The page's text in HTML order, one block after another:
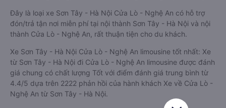
Đây là loại xe Sơn Tây - Hà Nội Cửa Lò - Nghệ An có hỗ trợ
đón/trả tận nơi miễn phí tại nội thành Sơn Tây - Hà Nội và nội
thành Cửa Lò - Nghệ An, rất thuận tiện cho du khách.
Xe Sơn Tây - Hà Nội Cửa Lò - Nghệ An limousine tốt nhất: Xe
từ Sơn Tây - Hà Nội đi Cửa Lò - Nghệ An limousine được đánh
giá chung có chất lượng Tốt với điểm đánh giá trung bình từ
4.4/5 dựa trên 2222 phản hồi của hành khách Xe về Cửa Lò -
Nghệ An từ Sơn Tây - Hà Nội.